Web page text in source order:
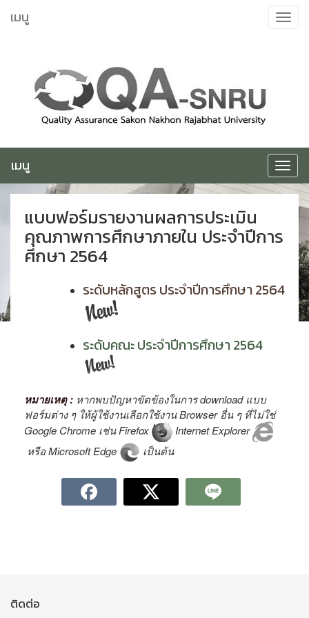
ไป
Toggle
เมนู
Toggle
เมนู
แบบฟอร์มรายงานผลการประเมิน
คุณภาพการศึกษาภายใน ประจำปีการ
ศึกษา 2564
ระดับหลักสูตร ประจำปีการศึกษา 2564
ระดับคณะ ประจำปีการศึกษา 2564
หมายเหตุ : หากพบปัญหาขัดข้องในการ download แบบ
ฟอร์มต่าง ๆ ให้ผู้ใช้งานเลือกใช้งาน Browser อื่น ๆ ที่ไม่ใช่
Google Chrome เช่น Firefox
Internet Explorer
หรือ Microsoft Edge
เป็นต้น
ติดต่อ